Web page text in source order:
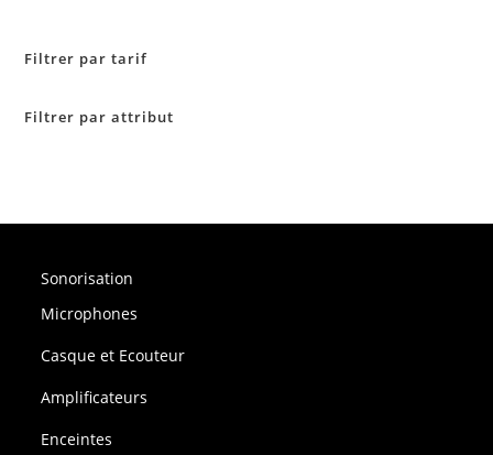
Filtrer par tarif
Filtrer par attribut
Sonorisation
Microphones
Casque et Ecouteur
Amplificateurs
Enceintes